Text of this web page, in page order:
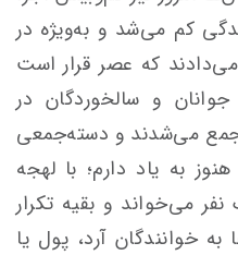
کم می‌شد و به‌ویژه در
می‌دادند که عصر قرار است
جوانان و سالخوردگان در
جمع می‌شدند و دسته‌جمعی
به یاد دارم؛ با لهجه
می‌خواند و بقیه تکرار
خوانندگان آرد، پول یا